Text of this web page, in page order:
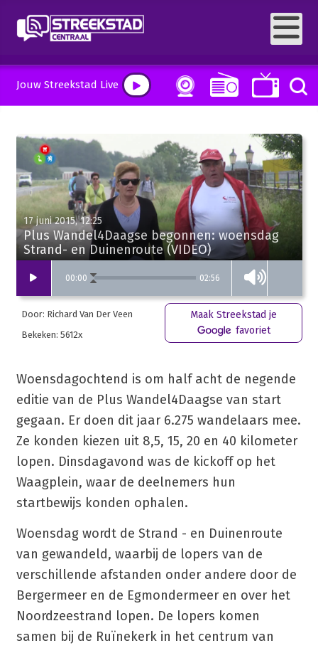
Jouw Streekstad Live
00:00 02:56
17 juni 2015, 12:25
Plus Wandel4Daagse begonnen: woensdag
Strand- en Duinenroute (VIDEO)
Door: Richard Van Der Veen
Bekeken: 5612x
Maak Streekstad je
favoriet
Woensdagochtend is om half acht de negende
editie van de Plus Wandel4Daagse van start
gegaan. Er doen dit jaar 6.275 wandelaars mee.
Ze konden kiezen uit 8,5, 15, 20 en 40 kilometer
lopen. Dinsdagavond was de kickoff op het
Waagplein, waar de deelnemers hun
startbewijs konden ophalen.
Woensdag wordt de Strand - en Duinenroute
van gewandeld, waarbij de lopers van de
verschillende afstanden onder andere door de
Bergermeer en de Egmondermeer en over het
Noordzeestrand lopen. De lopers komen
samen bij de Ruïnekerk in het centrum van